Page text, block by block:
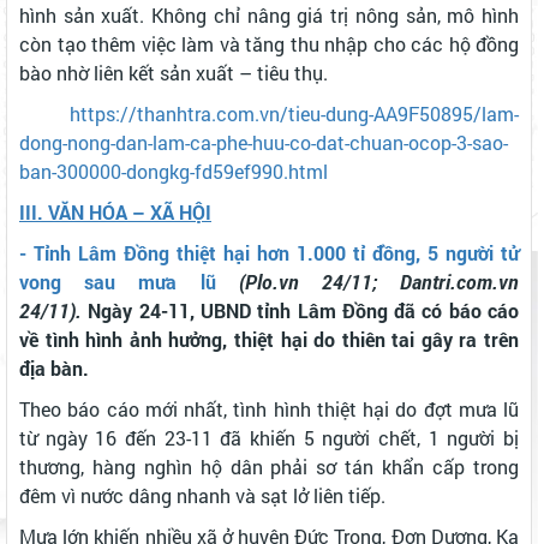
hình sản xuất. Không chỉ nâng giá trị nông sản, mô hình
còn tạo thêm việc làm và tăng thu nhập cho các hộ đồng
bào nhờ liên kết sản xuất – tiêu thụ.
https://thanhtra.com.vn/tieu-dung-AA9F50895/lam-
dong-nong-dan-lam-ca-phe-huu-co-dat-chuan-ocop-3-sao-
ban-300000-dongkg-fd59ef990.html
III. VĂN HÓA – XÃ HỘI
- Tỉnh Lâm Đồng thiệt hại hơn 1.000 tỉ đồng, 5 người tử
vong sau mưa lũ
(Plo.vn 24/11; Dantri.com.vn
24/11). Ngày 24-11, UBND tỉnh Lâm Đồng đã có báo cáo
về tình hình ảnh hưởng, thiệt hại do thiên tai gây ra trên
địa bàn.
Theo báo cáo mới nhất, tình hình thiệt hại do đợt mưa lũ
từ ngày 16 đến 23-11 đã khiến 5 người chết, 1 người bị
thương, hàng nghìn hộ dân phải sơ tán khẩn cấp trong
đêm vì nước dâng nhanh và sạt lở liên tiếp.
Mưa lớn khiến nhiều xã ở huyện Đức Trọng, Đơn Dương, Ka